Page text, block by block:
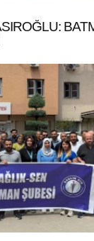
HALKI ÇOK